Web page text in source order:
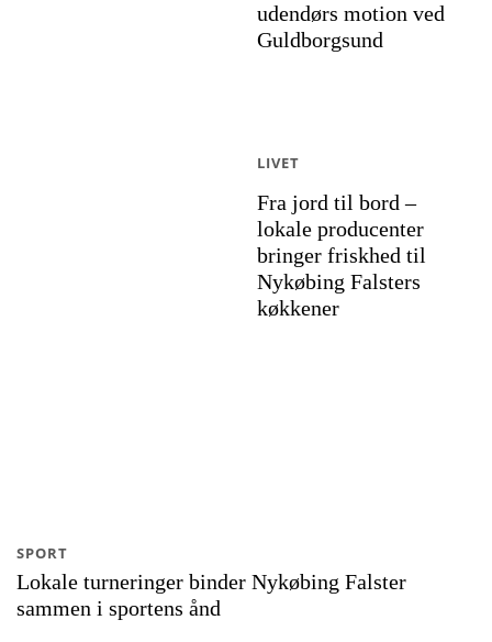
udendørs motion ved
Guldborgsund
Fra jord til bord –
lokale producenter
bringer friskhed til
Nykøbing Falsters
køkkener
LIVET
Lokale turneringer binder Nykøbing Falster
sammen i sportens ånd
SPORT